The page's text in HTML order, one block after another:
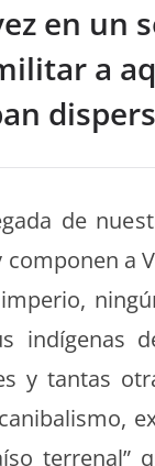
en un
a
de
a
indí­ge­nas
y tan­tas
ter­re­nal”